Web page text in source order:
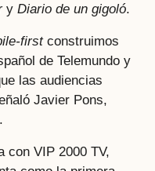
y Diario de un gigoló.
firstconstruimos
de Telemundo y
las audiencias
Javier Pons,
con VIP 2000 TV,